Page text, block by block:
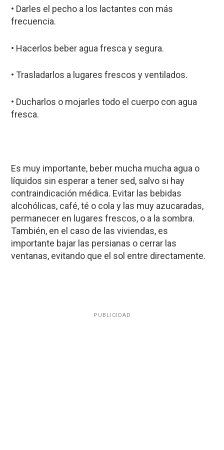
• Darles el pecho a los lactantes con más
frecuencia.
• Hacerlos beber agua fresca y segura.
• Trasladarlos a lugares frescos y ventilados.
• Ducharlos o mojarles todo el cuerpo con agua
fresca.
Es muy importante, beber mucha mucha agua o
líquidos sin esperar a tener sed, salvo si hay
contraindicación médica. Evitar las bebidas
alcohólicas, café, té o cola y las muy azucaradas,
permanecer en lugares frescos, o a la sombra.
También, en el caso de las viviendas, es
importante bajar las persianas o cerrar las
ventanas, evitando que el sol entre directamente.
PUBLICIDAD